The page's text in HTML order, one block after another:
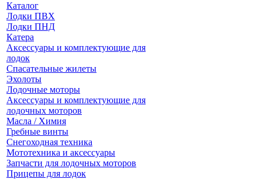
Каталог
Лодки ПВХ
Лодки ПНД
Катера
Аксессуары и комплектующие для
лодок
Спасательные жилеты
Эхолоты
Лодочные моторы
Аксессуары и комплектующие для
лодочных моторов
Масла / Химия
Гребные винты
Снегоходная техника
Мототехника и аксессуары
Запчасти для лодочных моторов
Прицепы для лодок